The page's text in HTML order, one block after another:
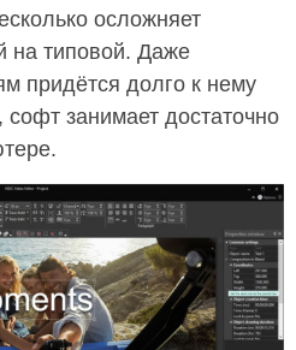
осложняет
на типовой. Даже
придётся долго к нему
софт занимает достаточно